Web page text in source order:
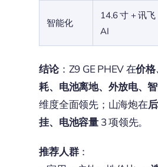
智能化
14.6 寸 + 讯飞
AI
结论：Z9 GE PHEV 在价格
耗、电池离地、外放电、
维度全面领先；山海炮在
挂、电池容量3 项领先。
推荐人群：